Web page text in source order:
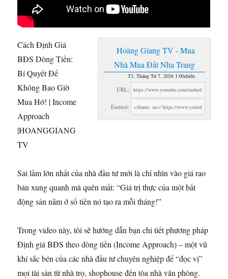
Hoàng Giang TV - Mua
Nhà Mua Đất Nha Trang
T3, Tháng Tư 7, 2026 1:00chiều
URL:
Embed:
Cách Định Giá
BĐS Dòng Tiền:
Bí Quyết Để
Không Bao Giờ
Mua Hớ! | Income
Approach
|HOANGGIANG
TV
Sai lầmlớn nhất của nhà đầu tư mới là chỉ nhìn vào giá rao
bán xung quanh mà quên mất: “Giá trị thực của một bất
động sản nằm ở số tiền nó tạo ra mỗi tháng!”
Trong video này, tôi sẽ hướng dẫn bạn chi tiết phương pháp
Định giá BĐS theo dòng tiền (Income Approach) – một vũ
khí sắc bén của các nhà đầu tư chuyên nghiệp để “đọc vị”
mọi tài sản từ nhà trọ, shophouse đến tòa nhà văn phòng.